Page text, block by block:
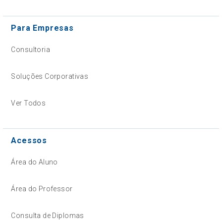
Para Empresas
Consultoria
Soluções Corporativas
Ver Todos
Acessos
Área do Aluno
Área do Professor
Consulta de Diplomas